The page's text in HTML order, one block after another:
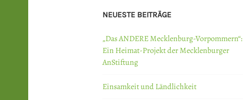
NEUESTE BEITRÄGE
„Das ANDERE Mecklenburg-Vorpommern“:
Ein Heimat-Projekt der Mecklenburger
AnStiftung
Einsamkeit und Ländlichkeit